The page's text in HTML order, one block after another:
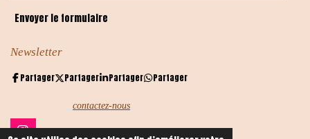
Envoyer le formulaire
Newsletter
Partager Partager Partager Partager
contactez-nous
I